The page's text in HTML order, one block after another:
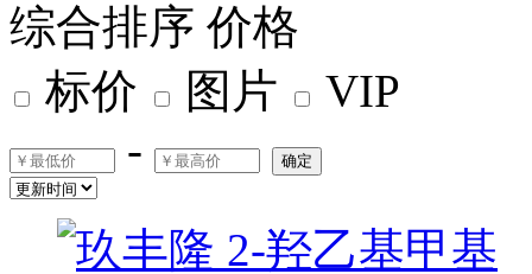
综合排序 价格
标价
图片
VIP
-
确定